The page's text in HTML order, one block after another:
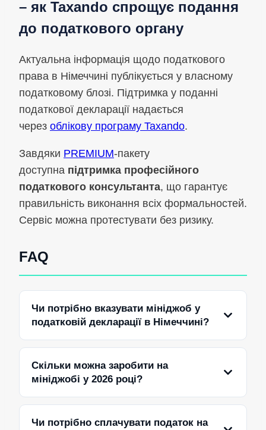
– як Taxando спрощує подання
до податкового органу
Актуальна інформація щодо податкового
права в Німеччині публікується у власному
податковому блозі. Підтримка у поданні
податкової декларації надається
через облікову програму Taxando.
Завдяки PREMIUM-пакету
доступна підтримка професійного
податкового консультанта, що гарантує
правильність виконання всіх формальностей.
Сервіс можна протестувати без ризику.
FAQ
Чи потрібно вказувати мініджоб у
податковій декларації в Німеччині?
Скільки можна заробити на
мініджобі у 2026 році?
Чи потрібно сплачувати податок на